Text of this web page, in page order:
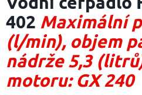
Požární
sport
Zdravotnické
vybavení
402 Maximální
(l/min), objem
nádrže 5,3
motoru: GX 240